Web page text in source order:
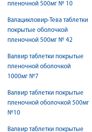
пленочной 500мг № 10
Валацикловир-Тева таблетки
покрытые оболочкой
пленочной 500мг № 42
Валвир таблетки покрытые
пленочной оболочкой
1000мг №7
Валвир таблетки покрытые
пленочной оболочкой 500мг
№10
Валвир таблетки покрытые